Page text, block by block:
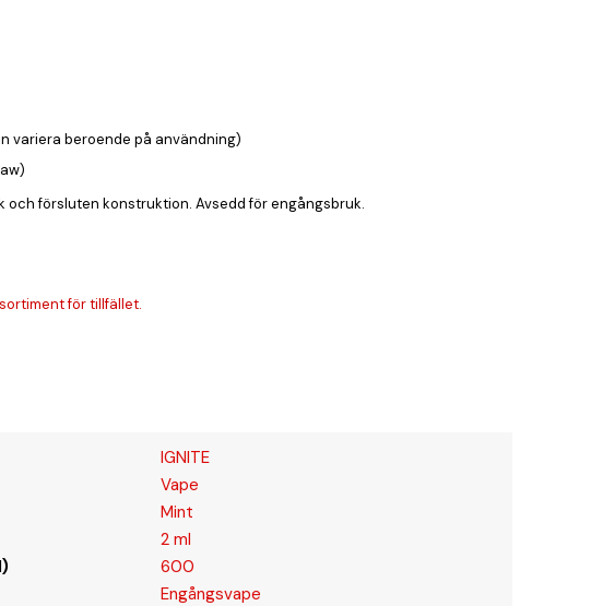
variera beroende på användning)
och försluten konstruktion. Avsedd för engångsbruk.
för tillfället.
IGNITE
Vape
Mint
2 ml
600
Engångsvape